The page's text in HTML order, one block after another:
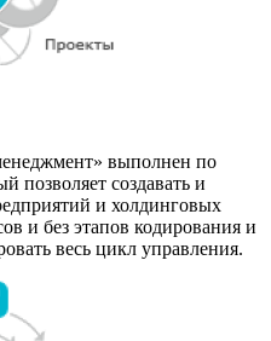
выполнен по
позволяет создавать и
и холдинговых
и без этапов кодирования и
весь цикл управления.